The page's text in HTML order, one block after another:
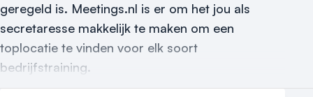
Vraag locatie aan
Locatiegids
Meld locatie aan
geregeld is. Meetings.nl is er om het jou als
secretaresse makkelijk te maken om een
toplocatie te vinden voor elk soort
bedrijfstraining.